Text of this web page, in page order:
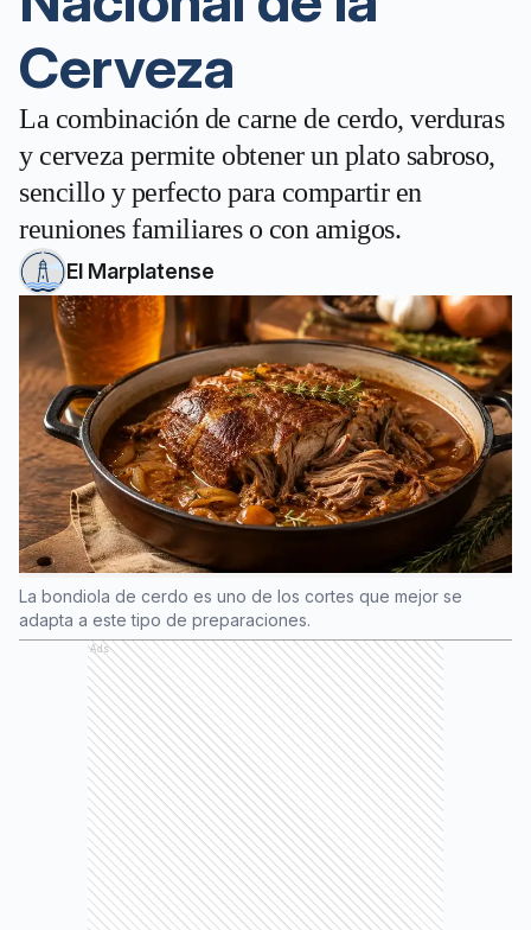
Cerveza
La combinación de carne de cerdo, verduras
y cerveza permite obtener un plato sabroso,
sencillo y perfecto para compartir en
reuniones familiares o con amigos.
El Marplatense
La bondiola de cerdo es uno de los cortes que mejor se
adapta a este tipo de preparaciones.
Ads